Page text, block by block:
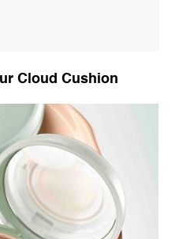
Cloud Cushion